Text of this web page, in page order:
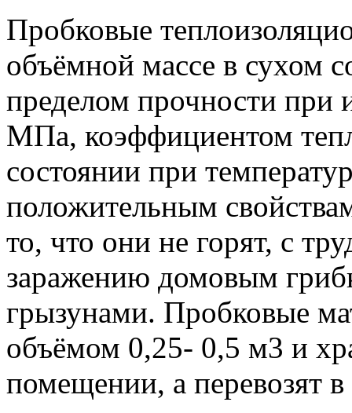
Пробковые
объёмной массе в сухом
пределом прочности при
МПа, коэффициентом
состоянии при
положительным
то, что они не горят, с
заражению домовым
грызунами. Пробковые
объёмом 0,25- 0,5 м3 и
помещении, а перевозят